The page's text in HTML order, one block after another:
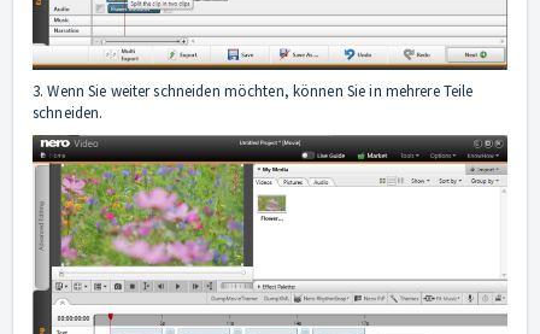
3. Wenn Sie weiter schneiden möchten, können Sie in mehrere Teile
schneiden.